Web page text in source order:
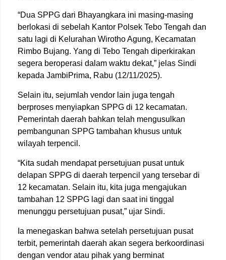
“Dua SPPG dari Bhayangkara ini masing-masing
berlokasi di sebelah Kantor Polsek Tebo Tengah dan
satu lagi di Kelurahan Wirotho Agung, Kecamatan
Rimbo Bujang. Yang di Tebo Tengah diperkirakan
segera beroperasi dalam waktu dekat,” jelas Sindi
kepada JambiPrima, Rabu (12/11/2025).
Selain itu, sejumlah vendor lain juga tengah
berproses menyiapkan SPPG di 12 kecamatan.
Pemerintah daerah bahkan telah mengusulkan
pembangunan SPPG tambahan khusus untuk
wilayah terpencil.
“Kita sudah mendapat persetujuan pusat untuk
delapan SPPG di daerah terpencil yang tersebar di
12 kecamatan. Selain itu, kita juga mengajukan
tambahan 12 SPPG lagi dan saat ini tinggal
menunggu persetujuan pusat,” ujar Sindi.
Ia menegaskan bahwa setelah persetujuan pusat
terbit, pemerintah daerah akan segera berkoordinasi
dengan vendor atau pihak yang berminat